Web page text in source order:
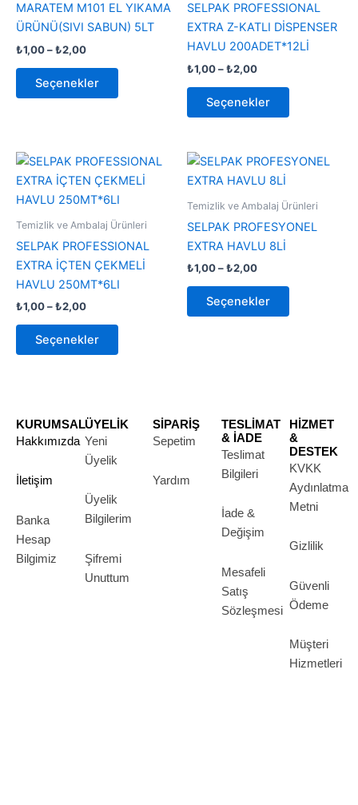
MARATEM M101 EL YIKAMA
ÜRÜNÜ(SIVI SABUN) 5LT
₺1,00–₺2,00
Seçenekler
var.
seçilebilir
SELPAK PROFESSIONAL
EXTRA Z-KATLI DİSPENSER
HAVLU 200ADET*12Lİ
₺1,00–₺2,00
Seçenekler
Seçenekler
Temizlik ve Ambalaj Ürünleri
SELPAK PROFESSIONAL
EXTRA İÇTEN ÇEKMELİ
HAVLU 250MT*6LI
₺1,00–₺2,00
Fiyat
₺1,00
-
Seçenekler
Bu
ürünün
birden
fazla
Temizlik ve Ambalaj Ürünleri
SELPAK PROFESYONEL
EXTRA HAVLU 8Lİ
₺1,00–₺2,00
Fiyat
aralığı:
₺1,00
₺2,00
Seçenekler
Bu
birden
sayfasından
KURUMSAL
Hakkımızda
İletişim
Banka
Hesap
Bilgimiz
ÜYELİK
Yeni
Üyelik
Üyelik
Bilgilerim
Şifremi
Unuttum
SİPARİŞ
Sepetim
Yardım
TESLİMAT
& İADE
Teslimat
Bilgileri
İade &
Değişim
Mesafeli
Satış
Sözleşmesi
HİZMET
&
DESTEK
KVKK
Aydınlatma
Metni
Gizlilik
Güvenli
Ödeme
Müşteri
Hizmetleri